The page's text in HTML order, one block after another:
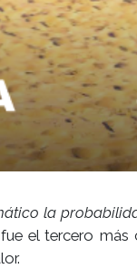
la
el tercero